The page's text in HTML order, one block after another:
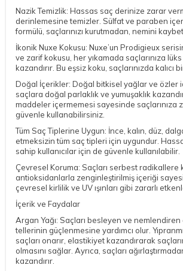
Nazik Temizlik: Hassas saç derinize zarar
derinlemesine temizler. Sülfat ve paraben
formülü, saçlarınızı kurutmadan, nemini
İkonik Nuxe Kokusu: Nuxe’un Prodigieux
ve zarif kokusu, her yıkamada saçlarınıza
kazandırır. Bu eşsiz koku, saçlarınızda kalıcı
Doğal İçerikler: Doğal bitkisel yağlar ve özler
saçlara doğal parlaklık ve yumuşaklık
maddeler içermemesi sayesinde saçlarınıza
güvenle kullanabilirsiniz.
Tüm Saç Tiplerine Uygun: İnce, kalın, düz,
etmeksizin tüm saç tipleri için uygundur.
sahip kullanıcılar için de güvenle kullanılabilir.
Çevresel Koruma: Saçları serbest radikallere
antioksidanlarla zenginleştirilmiş içeriği
çevresel kirlilik ve UV ışınları gibi zararlı
İçerik ve Faydalar
Argan Yağı: Saçları besleyen ve nemlendiren
tellerinin güçlenmesine yardımcı olur.
saçları onarır, elastikiyet kazandırarak
olmasını sağlar. Ayrıca, saçları
kazandırır.